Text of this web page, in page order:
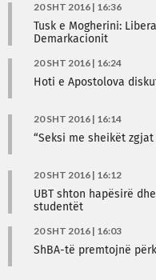
20 SHT 2016 | 16:36
Tusk e Mogherini:
Demarkacionit
20 SHT 2016 | 16:24
Hoti e Apostolova
20 SHT 2016 | 16:14
“Seksi me sheikët
20 SHT 2016 | 16:12
UBT shton hapësirë
studentët
20 SHT 2016 | 16:03
ShBA-të premtojnë